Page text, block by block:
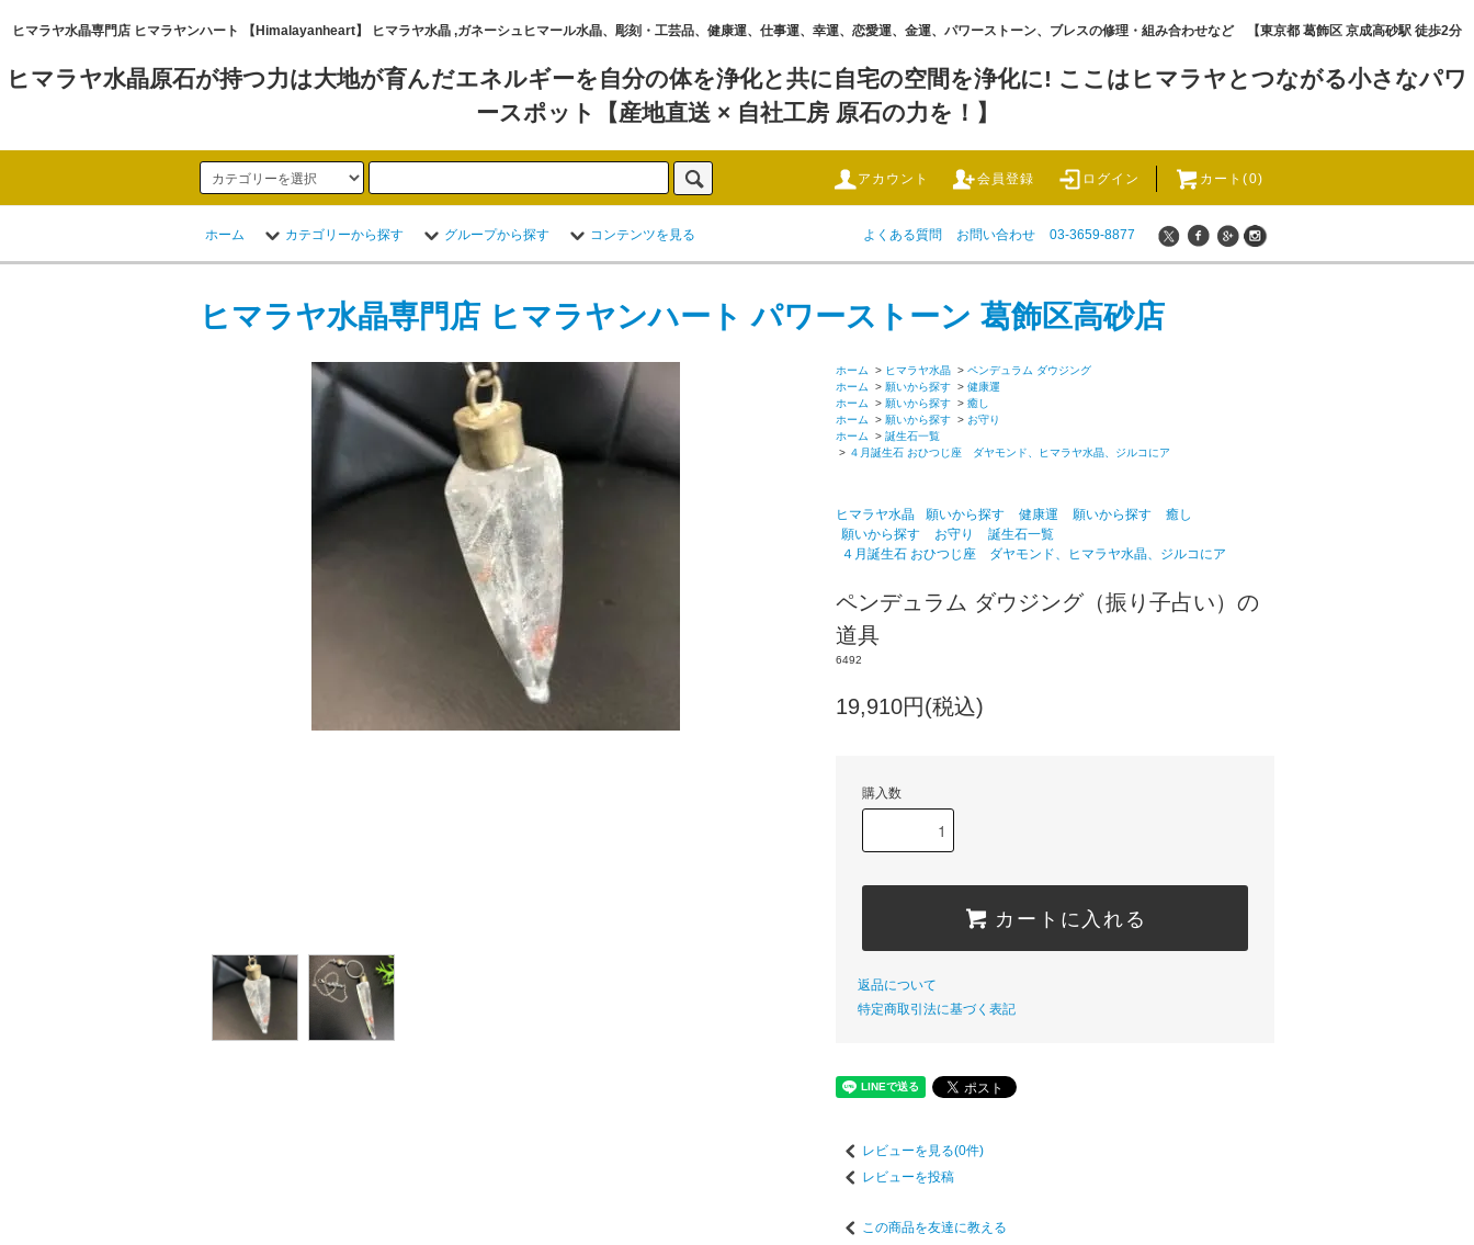
ヒマラヤ水晶専門店 ヒマラヤンハート 【Himalayanheart】 ヒマラヤ水晶 ,ガネーシュヒマール水晶、彫刻・工芸品、健康運、仕事運、幸運、恋愛運、金運、パワーストーン、ブレスの修理・組み合わせなど 【東京都 葛飾区 京成高砂駅 徒歩2分
ヒマラヤ水晶原石が持つ力は大地が育んだエネルギーを自分の体を浄化と共に自宅の空間を浄化に! ここはヒマラヤとつながる小さなパワ
ースポット【産地直送 × 自社工房 原石の力を！】
アカウント 会員登録 ログイン カート(0)
ホーム カテゴリーから探す グループから探す コンテンツを見る よくある質問 お問い合わせ 03-3659-8877
ヒマラヤ水晶専門店 ヒマラヤンハート パワーストーン 葛飾区高砂店
ホーム > ヒマラヤ水晶 > ペンデュラム ダウジング
ホーム
> 願いから探す > 健康運
ホーム
> 願いから探す > 癒し
ホーム
> 願いから探す > お守り
ホーム
> 誕生石一覧
> ４月誕生石 おひつじ座 ダヤモンド、ヒマラヤ水晶、ジルコにア
ヒマラヤ水晶 願いから探す 健康運 願いから探す
癒し
願いから探す
お守り
誕生石一覧
４月誕生石 おひつじ座 ダヤモンド、ヒマラヤ水晶、ジルコにア
ペンデュラム ダウジング（振り子占い）の
道具
6492
19,910円(税込)
購入数
カートに入れる
返品について
特定商取引法に基づく表記
レビューを見る(0件)
レビューを投稿
この商品を友達に教える